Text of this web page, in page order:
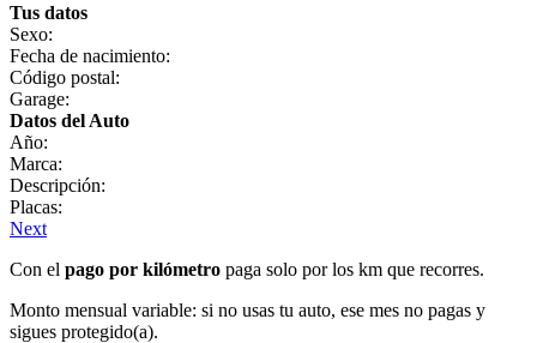
Tus datos
Sexo:
Fecha de nacimiento:
Código postal:
Garage:
Datos del Auto
Año:
Marca:
Descripción:
Placas:
Next
Con el pago por kilómetro paga solo por los km que recorres.
Monto mensual variable: si no usas tu auto, ese mes no pagas y
sigues protegido(a).